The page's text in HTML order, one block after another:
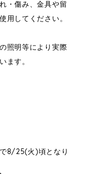
・傷み、金具や留
用してください。
照明等により実際
ます。
8/25(火)頃となり